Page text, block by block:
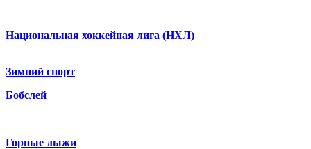
Национальная хоккейная лига (НХЛ)
Зимний спорт
Бобслей
Горные лыжи